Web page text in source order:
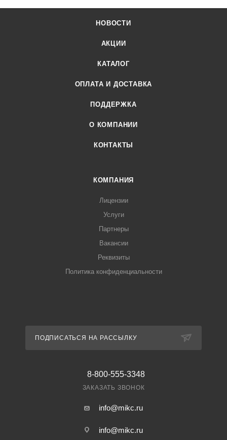
НОВОСТИ
АКЦИИ
КАТАЛОГ
ОПЛАТА И ДОСТАВКА
ПОДДЕРЖКА
О КОМПАНИИ
КОНТАКТЫ
КОМПАНИЯ
Лицензии
Услуги
Партнеры
Вакансии
Реквизиты
Политика конфиденциальности
ПОДПИСАТЬСЯ НА РАССЫЛКУ
8-800-555-3348
ЗАКАЗАТЬ ЗВОНОК
info@mikc.ru
info@mikc.ru